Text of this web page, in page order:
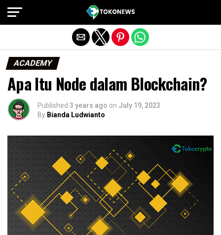
ACADEMY
Apa Itu Node dalam Blockchain?
Published 3 years ago on July 19, 2023
By Bianda Ludwianto
Exit mobile version